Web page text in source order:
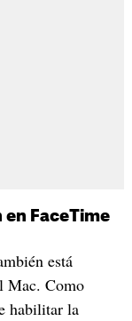
FaceTime
está
Mac. Como
habilitar la